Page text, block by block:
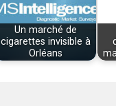
Un marché de
cigarettes invisible à
Orléans